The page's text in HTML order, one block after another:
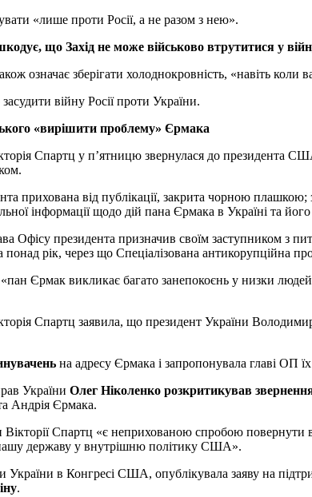
«лише проти Росії, а не разом з нею».
що Захід не може військово втрутитися у
означає зберігати холоднокровність, «навіть коли
засудити війну Росії проти України.
«вирішити проблему» Єрмака
Спартц у п’ятницю звернулася до президента
прихована від публікації, закрита чорною
інформації щодо дій пана Єрмака в Україні та
Офісу президента призначив своїм заступником з
рік, через що Спеціалізована антикорупційна
Єрмак викликає багато занепокоєнь у низки
Спартц заявила, що президент України
на адресу Єрмака і запропонувала главі ОП
України Олег Ніколенко розкритикував
Андрія Єрмака.
Вікторії Спартц «є неприхованою спробою
нашу державу у внутрішню політику США».
України в Конгресі США, опублікувала заяву на
.